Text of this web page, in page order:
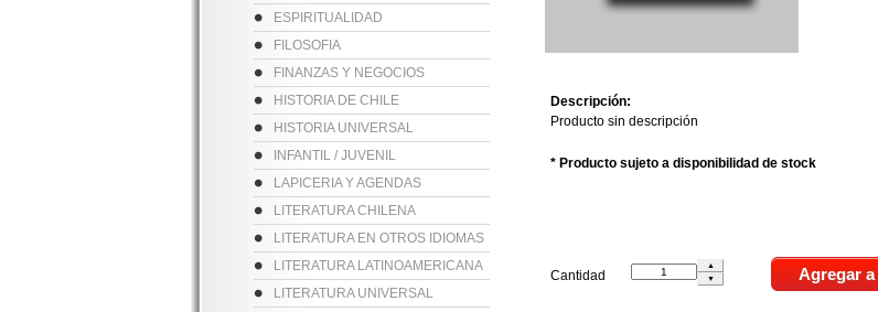
ESPIRITUALIDAD
FILOSOFIA
FINANZAS Y NEGOCIOS
HISTORIA DE CHILE
HISTORIA UNIVERSAL
INFANTIL / JUVENIL
LAPICERIA Y AGENDAS
LITERATURA CHILENA
LITERATURA EN OTROS IDIOMAS
LITERATURA LATINOAMERICANA
LITERATURA UNIVERSAL
Descripción:
Producto sin descripción
* Producto sujeto a disponibilidad de stock
Cantidad